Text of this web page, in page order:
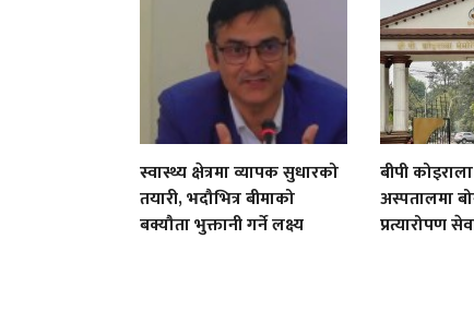
स्वास्थ्य क्षेत्रमा व्यापक सुधारको
तयारी, भदौभित्र बीमाको
बक्यौता भुक्तानी गर्ने लक्ष्य
बीपी
अस्पतालमा
प्रत्यारोपण